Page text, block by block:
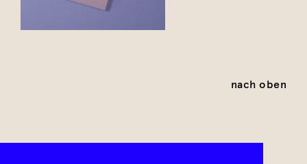
nach oben